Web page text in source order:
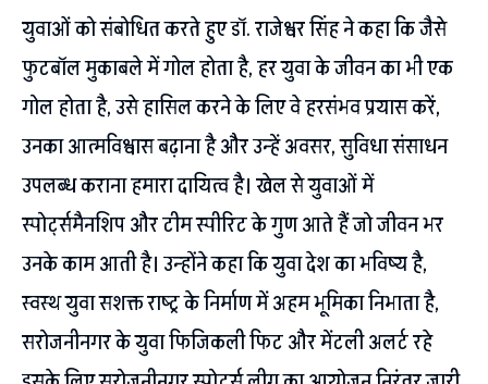
युवाओं को संबोधित करते हुए डॉ. राजेश्वर सिंह ने कहा कि जैसे
फुटबॉल मुकाबले में गोल होता है, हर युवा के जीवन का भी एक
गोल होता है, उसे हासिल करने के लिए वे हरसंभव प्रयास करें,
उनका आत्मविश्वास बढ़ाना है और उन्हें अवसर, सुविधा संसाधन
उपलब्ध कराना हमारा दायित्व है। खेल से युवाओं में
स्पोर्ट्समैनशिप और टीम स्पीरिट के गुण आते हैं जो जीवन भर
उनके काम आती है। उन्होंने कहा कि युवा देश का भविष्य है,
स्वस्थ युवा सशक्त राष्ट्र के निर्माण में अहम भूमिका निभाता है,
सरोजनीनगर के युवा फिजिकली फिट और मेंटली अलर्ट रहे